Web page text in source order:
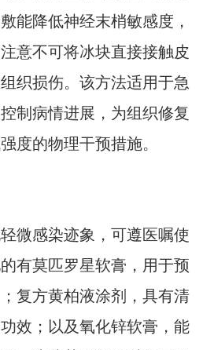
能降低神经末梢敏感度，
意不可将冰块直接接触皮
织损伤。该方法适用于急
制病情进展，为组织修复
度的物理干预措施。
微感染迹象，可遵医嘱使
有莫匹罗星软膏，用于预
复方黄柏液涂剂，具有清
效；以及氧化锌软膏，能